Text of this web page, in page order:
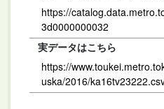
https://
3d0000000032
実データはこちら
https://
uska/2016/